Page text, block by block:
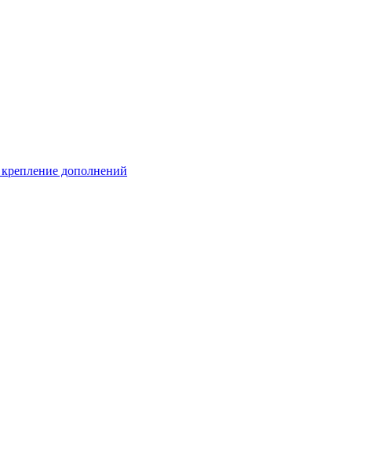
дополнений